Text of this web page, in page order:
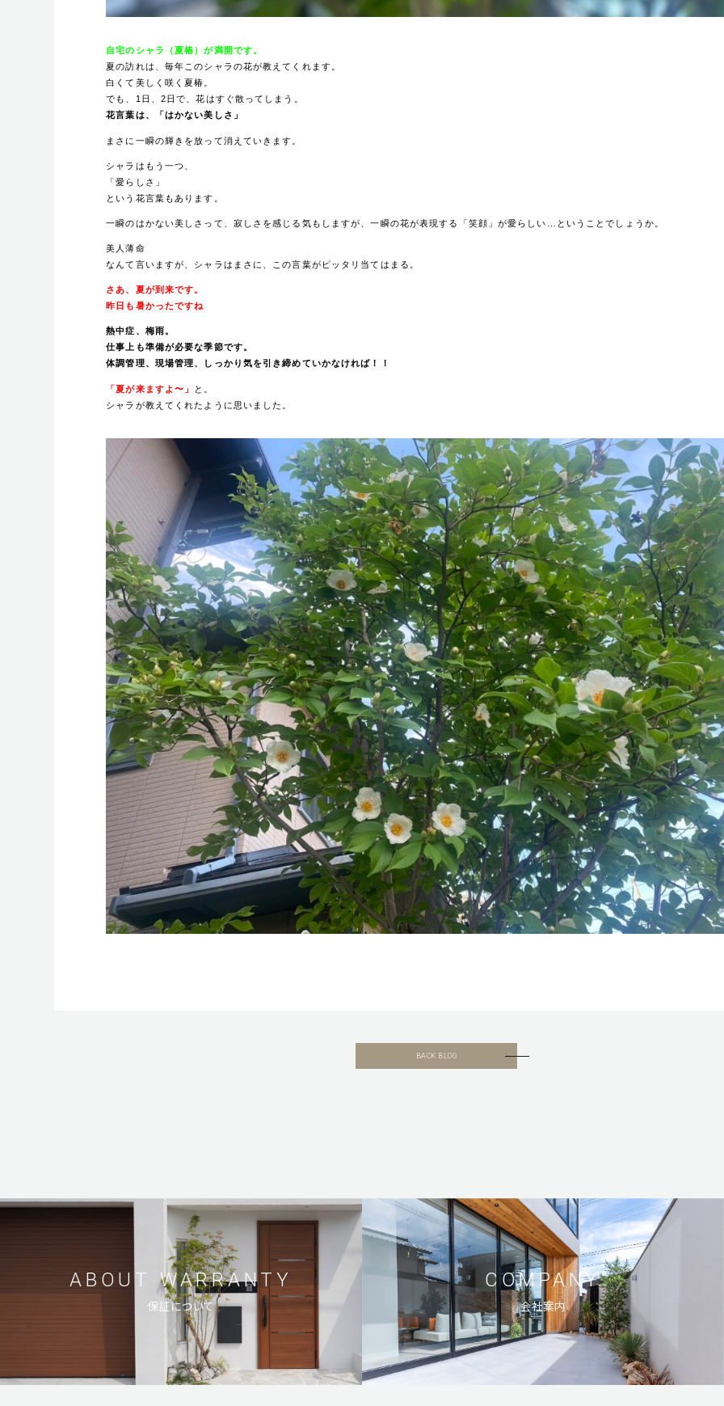
もう一つのリビングがある暮らし 会社概要
メッセージ
スタッフ
会社概要
サステナビリティ
ブログ
お知らせ
自宅のシャラ（夏椿）が満開です。
夏の訪れは、毎年このシャラの花が教えてくれます。
白くて美しく咲く夏椿。
でも、1日、2日で、花はすぐ散ってしまう。
花言葉は、「はかない美しさ」
まさに一瞬の輝きを放って消えていきます。
シャラはもう一つ、
「愛らしさ」
という花言葉もあります。
一瞬のはかない美しさって、寂しさを感じる気もしますが、一瞬の花が表現する「笑顔」が愛らしい…ということでしょうか。
美人薄命
なんて言いますが、シャラはまさに、この言葉がピッタリ当てはまる。
さあ、夏が到来です。
昨日も暑かったですね
熱中症、梅雨。
仕事上も準備が必要な季節です。
体調管理、現場管理、しっかり気を引き締めていかなければ！！
「夏が来ますよ〜」
と。
シャラが教えてくれたように思いました。
BACK BLOG
ABOUT WARRANTY
保証について
COMPANY
会社案内